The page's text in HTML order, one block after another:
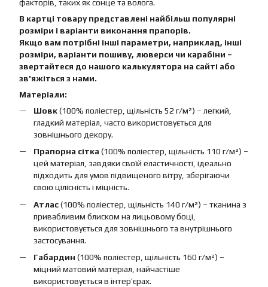
факторів, таких як сонце та волога.
В картці товару представлені найбільш популярні
розміри і варіанти виконання прапорів.
Якщо вам потрібні інші параметри, наприклад, інші
розміри, варіанти пошиву, люверси чи карабіни –
звертайтеся до нашого калькулятора на сайті або
зв'яжіться з нами.
Матеріали:
Шовк(100% поліестер, щільність 52 г/м²) – легкий,
гладкий матеріал, часто використовується для
зовнішнього декору.
Прапорна сітка (100% поліестер, щільність 110 г/м²) –
цей матеріал, завдяки своїй еластичності, ідеально
підходить для умов підвищеного вітру, зберігаючи
свою цілісність і міцність.
Атлас(100% поліестер, щільність 140 г/м²) – тканина з
привабливим блиском на лицьовому боці,
використовується для зовнішнього та внутрішнього
застосування.
Габардин (100% поліестер, щільність 160 г/м²) –
міцний матовий матеріал, найчастіше
використовується в інтер’єрах.